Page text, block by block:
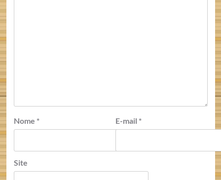
Nome * E-mail *
Site